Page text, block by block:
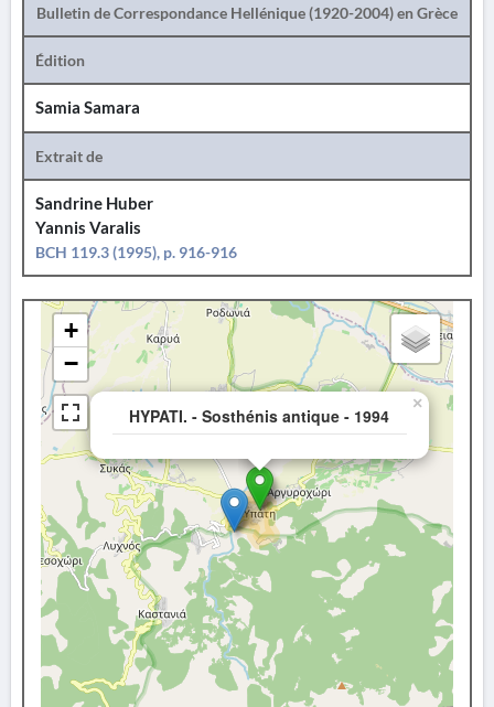
Bulletin de Correspondance Hellénique (1920-2004) en Grèce
Édition
Samia Samara
Extrait de
Sandrine Huber
Yannis Varalis
BCH 119.3 (1995), p. 916-916
HYPATI. - Sosthénis antique - 1994
×
+
−